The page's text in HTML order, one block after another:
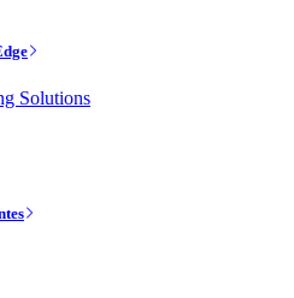
Solutions